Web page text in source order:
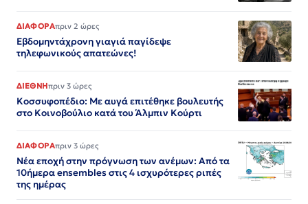
ΔΙΑΦΟΡΑπριν 2 ώρες
Εβδομηντάχρονη γιαγιά παγίδεψε
τηλεφωνικούς απατεώνες!
ΔΙΕΘΝΗπριν 3 ώρες
Κοσσυφοπέδιο: Με αυγά επιτέθηκε βουλευτής
στο Κοινοβούλιο κατά του Άλμπιν Κούρτι
ΔΙΑΦΟΡΑπριν 3 ώρες
Νέα εποχή στην πρόγνωση των ανέμων: Από τα
10ήμερα ensembles στις 4 ισχυρότερες ριπές
της ημέρας